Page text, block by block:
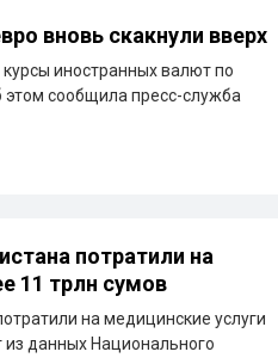
вновь скакнули вверх
иностранных валют по
сообщила пресс-служба
потратили на
11 трлн сумов
на медицинские услуги
из данных Национального